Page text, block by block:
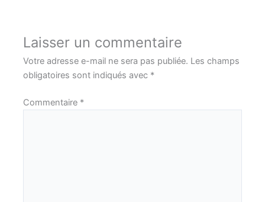
Laisser un commentaire
Votre adresse e-mail ne sera pas publiée. Les champs
obligatoires sont indiqués avec *
Commentaire *